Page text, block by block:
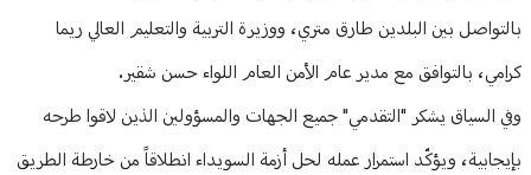
بالتواصل بين البلدين طارق متري، ووزيرة التربية والتعليم العالي ريما
كرامي، بالتوافق مع مدير عام الأمن العام اللواء حسن شقير.
وفي السياق يشكر "التقدمي" جميع الجهات والمسؤولين الذين لاقوا طرحه
بإيجابية، ويؤكّد استمرار عمله لحل أزمة السويداء انطلاقاً من خارطة الطريق